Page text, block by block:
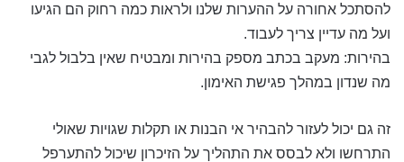
להסתכל אחורה על ההערות שלנו ולראות כמה רחוק הם הגיעו
ועל מה עדיין צריך לעבוד.
בהירות: מעקב בכתב מספק בהירות ומבטיח שאין בלבול לגבי
מה שנדון במהלך פגישת האימון.
זה גם יכול לעזור להבהיר אי הבנות או תקלות שגויות שאולי
התרחשו ולא לבסס את התהליך על הזיכרון שיכול להתערפל